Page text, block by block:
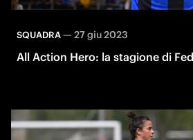
SQUADRA— 27 giu 2023
All Action Hero: la stagione di